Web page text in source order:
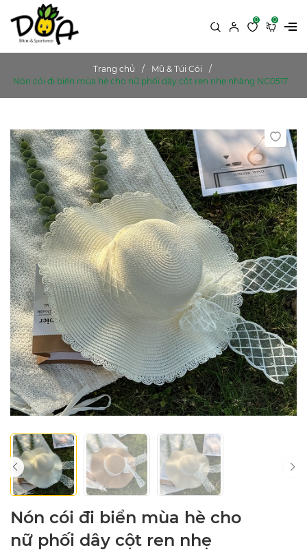
0 0
Trang chủ
Mũ & Túi Cói
Nón cói đi biển mùa hè cho nữ phối dây cột ren nhẹ nhàng NC0517
Nón cói đi biển mùa hè cho
nữ phối dây cột ren nhẹ